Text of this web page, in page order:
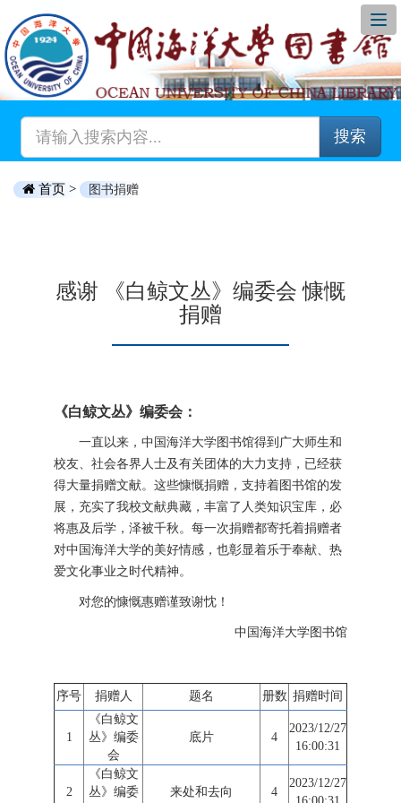
搜索
首页 > 图书捐赠
感谢 《白鲸文丛》编委会 慷慨
捐赠
《白鲸文丛》编委会：
一直以来，中国海洋大学图书馆得到广大师生和
校友、社会各界人士及有关团体的大力支持，已经获
得大量捐赠文献。这些慷慨捐赠，支持着图书馆的发
展，充实了我校文献典藏，丰富了人类知识宝库，必
将惠及后学，泽被千秋。每一次捐赠都寄托着捐赠者
对中国海洋大学的美好情感，也彰显着乐于奉献、热
爱文化事业之时代精神。
对您的慷慨惠赠谨致谢忱！
中国海洋大学图书馆
序号 捐赠人 题名 册数 捐赠时间
1
《白鲸文
丛》编委
会
底片 4
2023/12/27
16:00:31
2
《白鲸文
丛》编委
来处和去向 4
2023/12/27